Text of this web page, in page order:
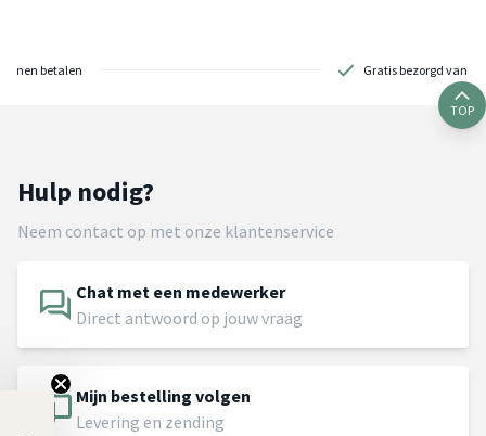
Achteraf of in 3 termijnen betalen
TOP
Hulp nodig?
Neem contact op met onze klantenservice
Chat met een medewerker
Direct antwoord op jouw vraag
Mijn bestelling volgen
Levering en zending